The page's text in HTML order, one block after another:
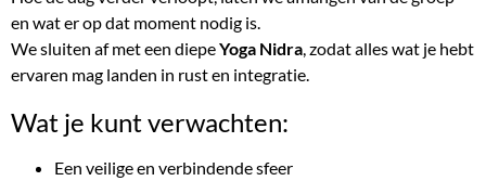
en wat er op dat moment nodig is.
We sluiten af met een diepeYoga Nidra, zodat alles wat je hebt
ervaren mag landen in rust en integratie.
Wat je kunt verwachten:
Een veilige en verbindende sfeer